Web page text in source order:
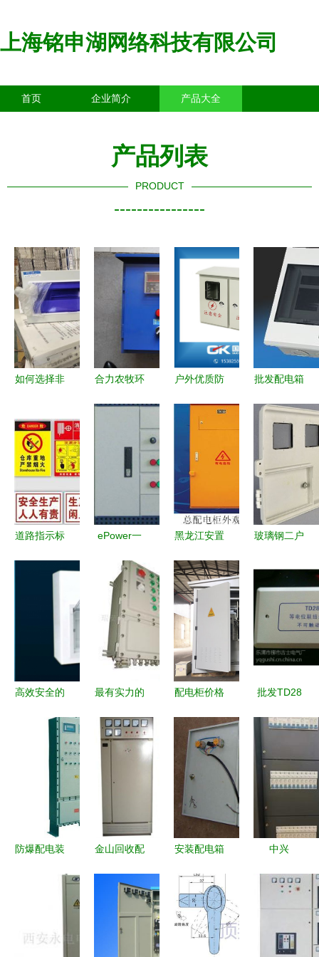
上海铭申湖网络科技有限公司
首页 企业简介 产品大全
产品列表
PRODUCT
----------------
如何选择非
电箱，让家
居用电更安
全高效
合力农牧环
户外优质防
移动电箱与
靠选择
批发配电箱
价格与厂家
解析 从世
界工厂网产
品信息库看
行业趋势
道路指示标
箱 安全高
效的双核心
ePower一
电箱 引领
自动化配电
新篇章
黑龙江安置
施工现场临
时用电安全
组织设计
——基于标
准化内外线
敷设与多重
化接地调
控、箱体智
能化选用及
修布控要素
案剖析，涵
盖各级配套
配电设施智
能闭锁及塔
吊群共塔回
玻璃钢二户
保定卓兰电
力的品质之
选
高效安全的
工业&家用
配电箱产品
最有实力的
生产厂家,
防爆控制箱
价格,防爆
图 配电箱
产品
配电柜价格
一选择要素
吗？
批发TD28
端子箱与防
雷测试盒
品质之选，
防爆配电装
产厂家
金山回收配
环保服务助
力资源循环
利用
安装配电箱
工人这样
装，老电工
一看就懂，
中兴
交流配电柜
深度解析
模块化先进